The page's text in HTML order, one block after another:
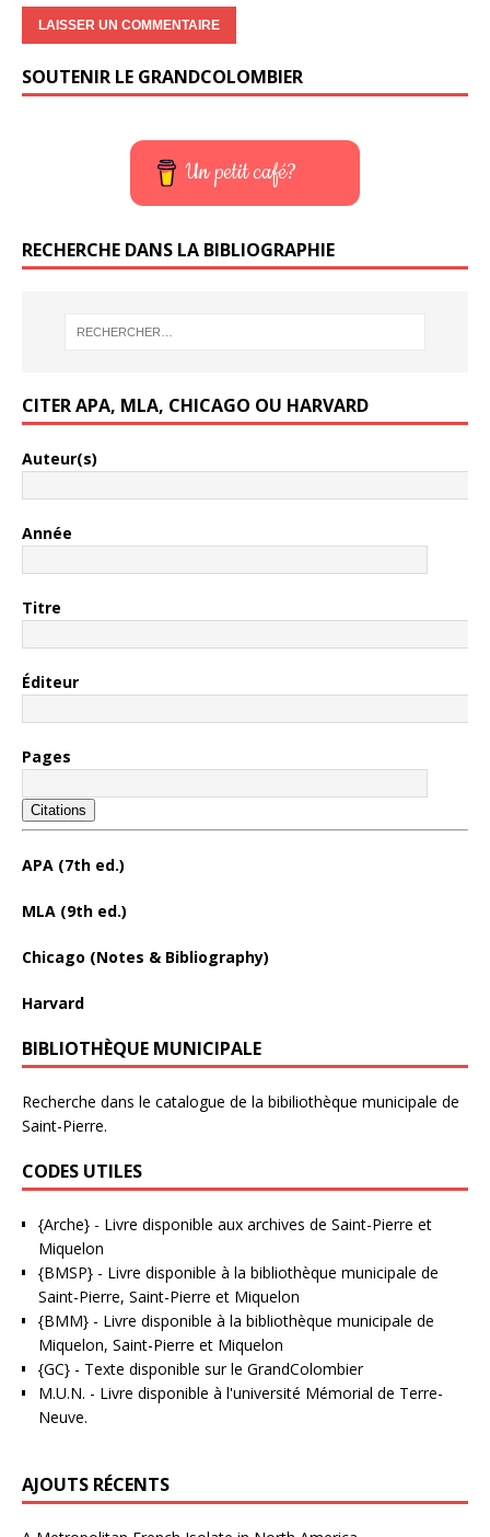
SOUTENIR LE GRANDCOLOMBIER
Un petit café?
RECHERCHE DANS LA BIBLIOGRAPHIE
CITER APA, MLA, CHICAGO OU HARVARD
Auteur(s)
Année
Titre
Éditeur
Pages
Citations
APA (7th ed.)
MLA (9th ed.)
Chicago (Notes & Bibliography)
Harvard
BIBLIOTHÈQUE MUNICIPALE
Recherche dans le catalogue de la bibiliothèque municipale de
Saint-Pierre.
CODES UTILES
{Arche} - Livre disponible aux archives de Saint-Pierre et
Miquelon
{BMSP} - Livre disponible à la bibliothèque municipale de
Saint-Pierre, Saint-Pierre et Miquelon
{BMM} - Livre disponible à la bibliothèque municipale de
Miquelon, Saint-Pierre et Miquelon
{GC} - Texte disponible sur le GrandColombier
M.U.N. - Livre disponible à l'université Mémorial de Terre-
Neuve.
AJOUTS RÉCENTS